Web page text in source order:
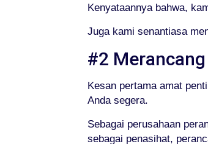
Kenyataannya bahwa,
Juga kami senantiasa
#2
Kesan pertama amat
Anda segera.
Sebagai perusahaan
sebagai penasihat,